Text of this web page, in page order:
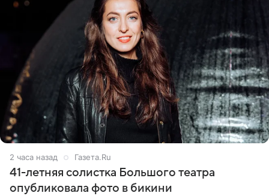
2 часа назад Газета.Ru
41-летняя солистка Большого театра
опубликовала фото в бикини